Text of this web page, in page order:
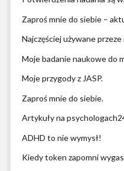
Zaproś mnie do siebie –
Najczęściej używane
Moje badanie naukowe do
Moje przygody z JASP.
Zaproś mnie do siebie.
Artykuły na
ADHD to nie wymysł!
Kiedy token zapomni